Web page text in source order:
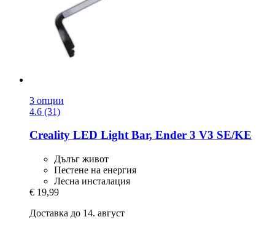
3 опции
4.6 (31)
Creality LED Light Bar, Ender 3 V3 SE/KE
Дълъг живот
Пестене на енергия
Лесна инсталация
€ 19,99
Доставка до 14. август